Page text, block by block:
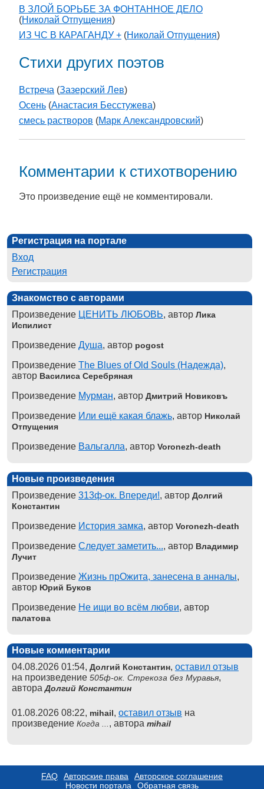
В ЗЛОЙ БОРЬБЕ ЗА ФОНТАННОЕ ДЕЛО
(Николай Отпущения)
ИЗ ЧС В КАРАГАНДУ + (Николай Отпущения)
Стихи других поэтов
Встреча (Зазерский Лев)
Осень (Анастасия Бесстужева)
смесь растворов (Марк Александровский)
Комментарии к стихотворению
Это произведение ещё не комментировали.
Регистрация на портале
Вход
Регистрация
Знакомство с авторами
Произведение ЦЕНИТЬ ЛЮБОВЬ, автор Лика
Испилист
Произведение Душа, автор pogost
Произведение The Blues of Old Souls (Надежда),
автор Василиса Серебряная
Произведение Мурман, автор Дмитрий Новиковъ
Произведение Или ещё какая блажь, автор Николай
Отпущения
Произведение Вальгалла, автор Voronezh-death
Новые произведения
Произведение 313ф-ок. Впереди!, автор Долгий
Константин
Произведение История замка, автор Voronezh-death
Произведение Следует заметить..., автор Владимир
Лучит
Произведение Жизнь прОжита, занесена в анналы,
автор Юрий Буков
Произведение Не ищи во всём любви, автор
палатова
Новые комментарии
04.08.2026 01:54, Долгий Константин, оставил отзыв
на произведение 505ф-ок. Стрекоза без Муравья,
автораДолгий Константин
01.08.2026 08:22, mihail, оставил отзыв на
произведение Когда ... , автора mihail
FAQ Авторские права
Авторское соглашение
Новости портала
Обратная связь